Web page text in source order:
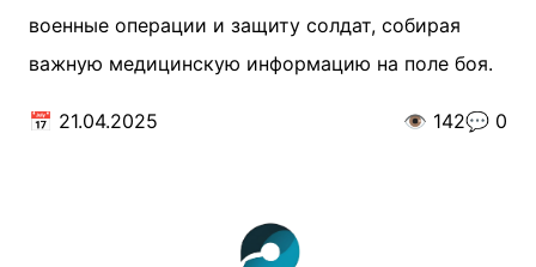
военные операции и защиту солдат, собирая
важную медицинскую информацию на поле боя.
📅 21.04.2025 👁️ 142💬 0